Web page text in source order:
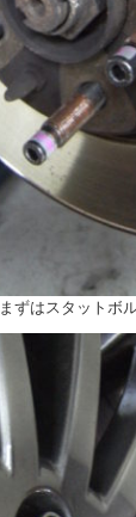
ずはスタットボ